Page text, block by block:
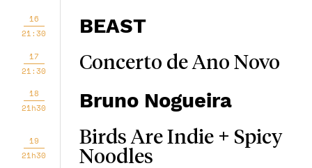
16
21:30
BEAST
17
21:30
Concerto de Ano Novo
18
21h30
Bruno Nogueira
19
21h30
Birds Are Indie + Spicy
Noodles